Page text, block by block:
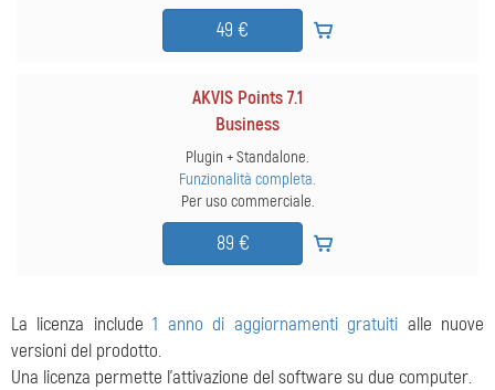
49 €
AKVIS Points 7.1
Business
Plugin + Standalone.
Funzionalità completa.
Per uso commerciale.
89 €
La licenza include1 anno di aggiornamenti gratuiti alle nuove
versioni del prodotto.
Una licenza permette l'attivazione del software su due computer.